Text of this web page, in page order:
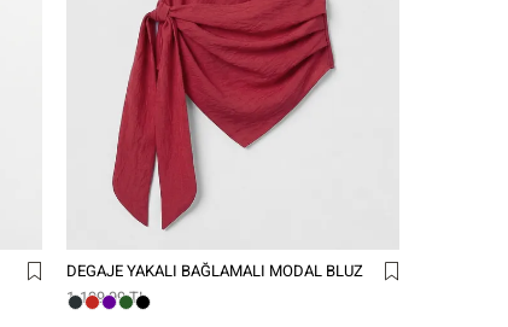
DEGAJE YAKALI BAĞLAMALI MODAL BLUZ
1.199,99 TL